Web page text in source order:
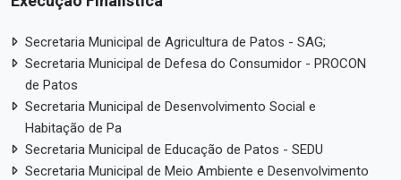
Secretaria Municipal de Agricultura de Patos - SAG;
Secretaria Municipal de Defesa do Consumidor - PROCON
de Patos
Secretaria Municipal de Desenvolvimento Social e
Habitação de Pa
Secretaria Municipal de Educação de Patos - SEDU
Secretaria Municipal de Meio Ambiente e Desenvolvimento